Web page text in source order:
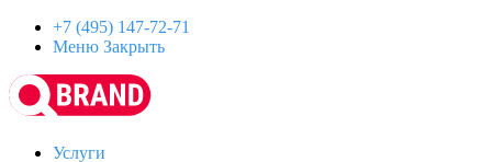
+7 (495) 147-72-71
Меню Закрыть
Услуги